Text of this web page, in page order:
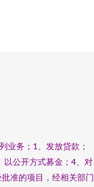
业务；1、发放贷款；
以公开方式募金；4、对
准的项目，经相关部门